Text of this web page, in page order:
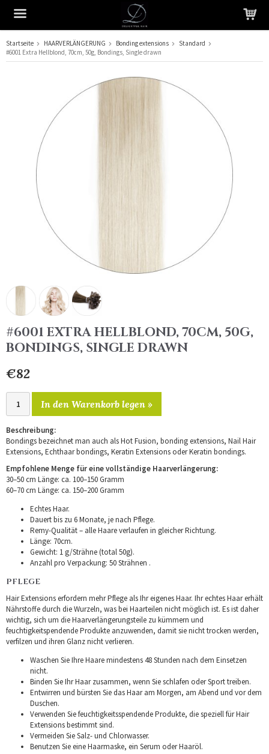
Das Produkt wurde in Ihren Warenkorb gelegt
Startseite HAARVERLÄNGERUNG Bonding extensions
Standard
#6001 Extra Hellblond, 70cm, 50g, Bondings, Single drawn
#6001 EXTRA HELLBLOND, 70CM, 50G,
BONDINGS, SINGLE DRAWN
€82
In den Warenkorb legen »
Beschreibung:
Bondings bezeichnet man auch als Hot Fusion, bonding extensions, Nail Hair
Extensions, Echthaar bondings, Keratin Extensions oder Keratin bondings.
Empfohlene Menge für eine vollständige Haarverlängerung:
30–50 cm Länge: ca. 100–150 Gramm
60–70 cm Länge: ca. 150–200 Gramm
Echtes Haar.
Dauert bis zu 6 Monate, je nach Pflege.
Remy-Qualität – alle Haare verlaufen in gleicher Richtung.
Länge: 70cm.
Gewicht: 1 g/Strähne (total 50g).
Anzahl pro Verpackung: 50 Strähnen .
PFLEGE
Hair Extensions erfordern mehr Pflege als Ihr eigenes Haar. Ihr echtes Haar erhält
Nährstoffe durch die Wurzeln, was bei Haarteilen nicht möglich ist. Es ist daher
wichtig, sich um die Haarverlängerungsteile zu kümmern und
feuchtigkeitspendende Produkte anzuwenden, damit sie nicht trocken werden,
verfilzen und ihren Glanz nicht verlieren.
Waschen Sie Ihre Haare mindestens 48 Stunden nach dem Einsetzen
nicht.
Binden Sie Ihr Haar zusammen, wenn Sie schlafen oder Sport treiben.
Entwirren und bürsten Sie das Haar am Morgen, am Abend und vor dem
Duschen.
Verwenden Sie feuchtigkeitsspendende Produkte, die speziell für Hair
Extensions bestimmt sind.
Vermeiden Sie Salz- und Chlorwasser.
Benutzen Sie eine Haarmaske, ein Serum oder Haaröl.